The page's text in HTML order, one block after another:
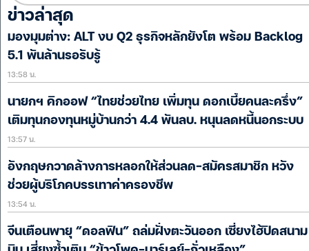
ข่าวล่าสุด
มองมุมต่าง: ALT งบ Q2 ธุรกิจหลักยังโต พร้อม Backlog
5.1 พันล้านรอรับรู้
13:58 น.
นายกฯ คิกออฟ “ไทยช่วยไทย เพิ่มทุน ดอกเบี้ยคนละครึ่ง”
เติมทุนกองทุนหมู่บ้านกว่า 4.4 พันลบ. หนุนลดหนี้นอกระบบ
13:57 น.
อังกฤษกวาดล้างการหลอกให้ส่วนลด-สมัครสมาชิก หวัง
ช่วยผู้บริโภคบรรเทาค่าครองชีพ
13:54 น.
จีนเตือนพายุ “ดอลฟิน” ถล่มฝั่งตะวันออก เซี่ยงไฮ้ปิดสนาม